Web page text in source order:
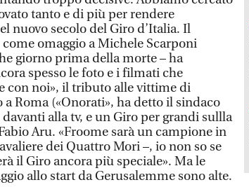
tanto e di più per rendere
nuovo secolo del Giro d’Italia. Il
omaggio a Michele Scarponi
giorno prima della morte – ha
spesso le foto e i filmati che
con noi», il tributo alle vittime di
a Roma («Onorati», ha detto il sindaco
alla tv, e un Giro per grandi sullla
Aru. «Froome sarà un campione in
dei Quattro Mori –, io non so se
il Giro ancora più speciale». Ma le
allo start da Gerusalemme sono alte.